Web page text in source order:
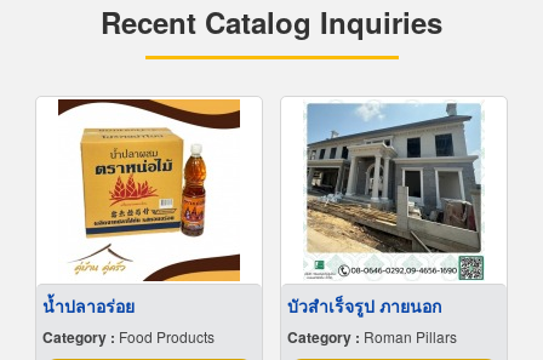
Recent Catalog Inquiries
น้ำปลาอร่อย
Category : Food Products
บัวสําเร็จรูป ภายนอก
Category : Roman Pillars